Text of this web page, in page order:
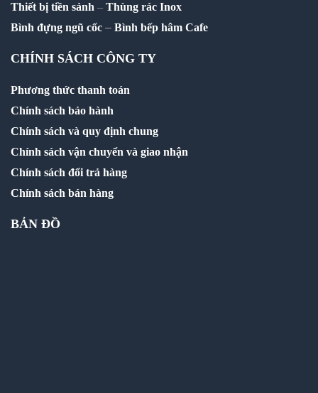
Thiết bị tiền sảnh – Thùng rác Inox
Bình đựng ngũ cốc – Bình bếp hâm Cafe
CHÍNH SÁCH CÔNG TY
Phương thức thanh toán
Chính sách bảo hành
Chính sách và quy định chung
Chính sách vận chuyển và giao nhận
Chính sách đổi trả hàng
Chính sách bán hàng
BẢN ĐỒ